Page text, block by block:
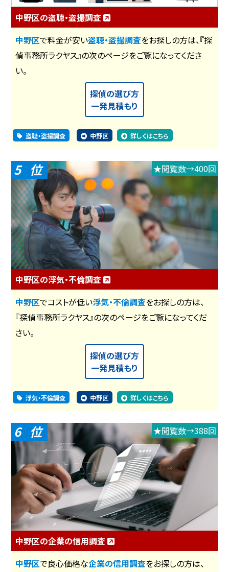
中野区の盗聴・盗撮調査
中野区で料金が安い盗聴・盗撮調査をお探しの方は、『探
偵事務所ラクヤス』の次のページをご覧になってくださ
い。
探偵の選び方
一発見積もり
盗聴・盗撮調査 中野区 詳しくはこちら
5 ★閲覧数→400回
中野区の浮気・不倫調査
中野区でコストが低い浮気・不倫調査をお探しの方は、
『探偵事務所ラクヤス』の次のページをご覧になってくだ
さい。
探偵の選び方
一発見積もり
浮気・不倫調査 中野区 詳しくはこちら
6 ★閲覧数→388回
中野区の企業の信用調査
中野区で良心価格な企業の信用調査をお探しの方は、